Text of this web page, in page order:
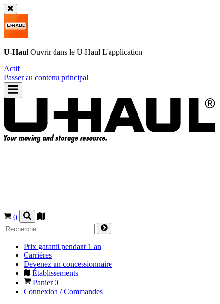
U-Haul Ouvrir dans le U-Haul L'application
Actif
Passer au contenu principal
0
Prix garanti pendant 1 an
Carrières
Devenez un concessionnaire
Établissements
Panier0
Connexion / Commandes